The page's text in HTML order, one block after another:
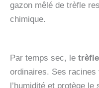
gazon mêlé de trèfle
chimique.
Par temps sec, le trèfle
ordinaires. Ses
l’humidité et protège